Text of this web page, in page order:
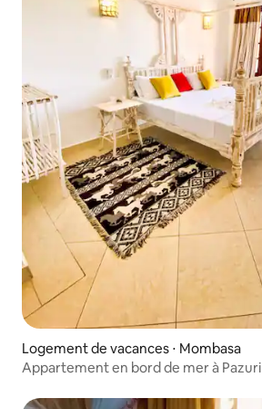
Logement de vacances ⋅ Mombasa
Appartement en bord de mer à Pazuri